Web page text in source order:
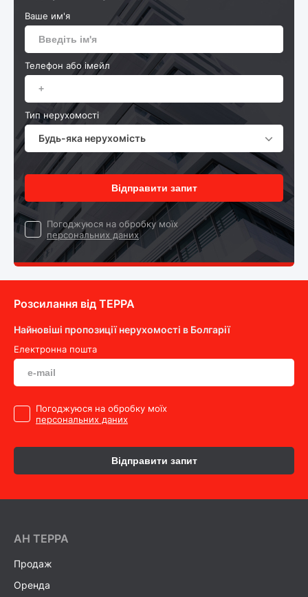
Ваше им'я
Телефон або імейл
Тип нерухомості
Будь-яка нерухомість
Відправити запит
Погоджуюся на обробку моїх
персональних даних
Розсилання від ТEPPA
Найновіші пропозиції нерухомості в Болгарії
Електронна пошта
Погоджуюся на обробку моїх
персональних даних
Відправити запит
AH ТEPPA
Продаж
Оренда